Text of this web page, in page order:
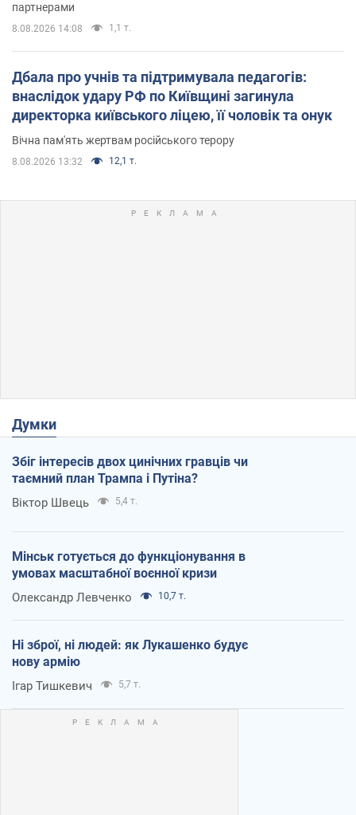
партнерами
8.08.2026 14:08 1,1 т.
Дбала про учнів та підтримувала педагогів:
внаслідок удару РФ по Київщині загинула
директорка київського ліцею, її чоловік та онук
Вічна пам'ять жертвам російського терору
8.08.2026 13:32 12,1 т.
Думки
Збіг інтересів двох цинічних гравців чи
таємний план Трампа і Путіна?
Віктор Швець 5,4 т.
Мінськ готується до функціонування в
умовах масштабної воєнної кризи
Олександр Левченко 10,7 т.
Ні зброї, ні людей: як Лукашенко будує
нову армію
Ігар Тишкевич 5,7 т.